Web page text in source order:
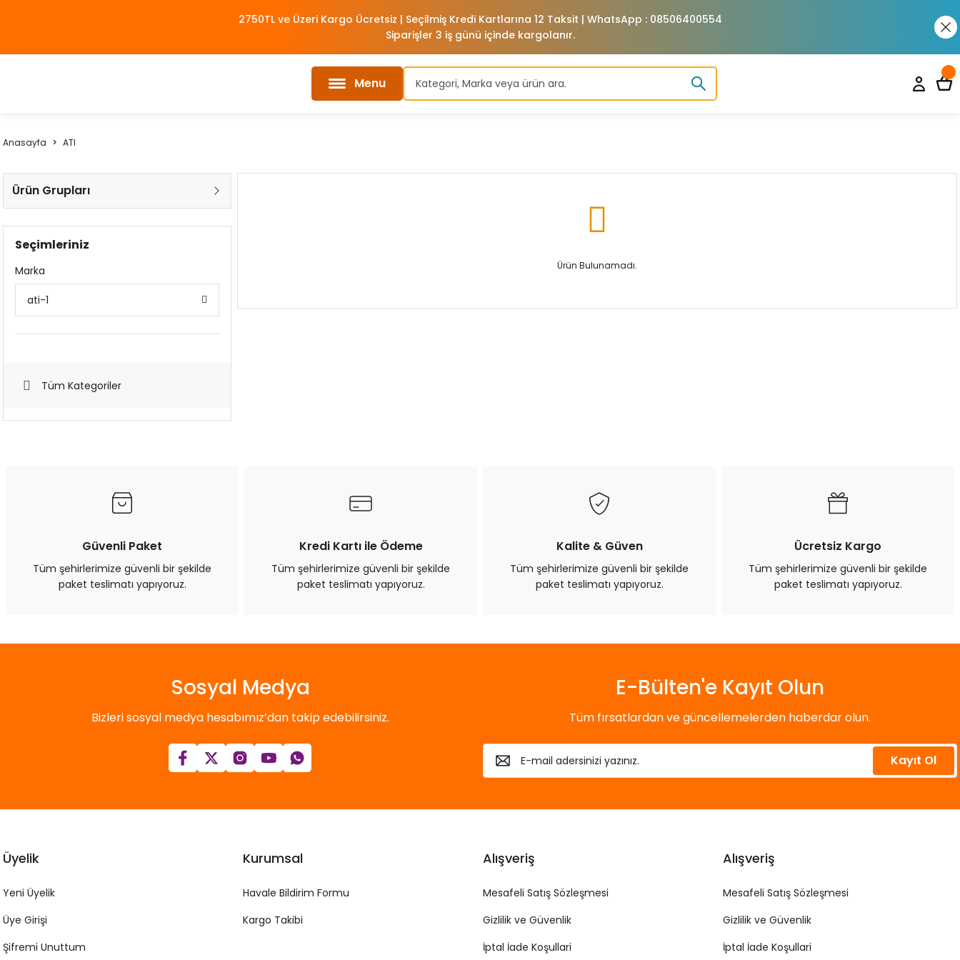
2750TL ve Üzeri Kargo Ücretsiz | Seçilmiş Kredi Kartlarına 12 Taksit | WhatsApp : 08506400554
Siparişler 3 iş günü içinde kargolanır.
Menu
Anasayfa ATI
Ürün Grupları
Seçimleriniz
Marka
ati-1
Tüm Kategoriler
Ürün Bulunamadı.
Güvenli Paket
Tüm şehirlerimize güvenli bir şekilde
paket teslimatı yapıyoruz.
Kredi Kartı ile Ödeme
Tüm şehirlerimize güvenli bir şekilde
paket teslimatı yapıyoruz.
Kalite & Güven
Tüm şehirlerimize güvenli bir şekilde
paket teslimatı yapıyoruz.
Ücretsiz Kargo
Tüm şehirlerimize güvenli bir şekilde
paket teslimatı yapıyoruz.
Sosyal Medya
Bizleri sosyal medya hesabımız’dan takip edebilirsiniz.
E-Bülten'e Kayıt Olun
Tüm fırsatlardan ve güncellemelerden haberdar olun.
Kayıt Ol
Üyelik
Yeni Üyelik
Üye Girişi
Şifremi Unuttum
Kurumsal
Havale Bildirim Formu
Kargo Takibi
Alışveriş
Mesafeli Satış Sözleşmesi
Gizlilik ve Güvenlik
İptal İade Koşullari
Alışveriş
Mesafeli Satış Sözleşmesi
Gizlilik ve Güvenlik
İptal İade Koşullari